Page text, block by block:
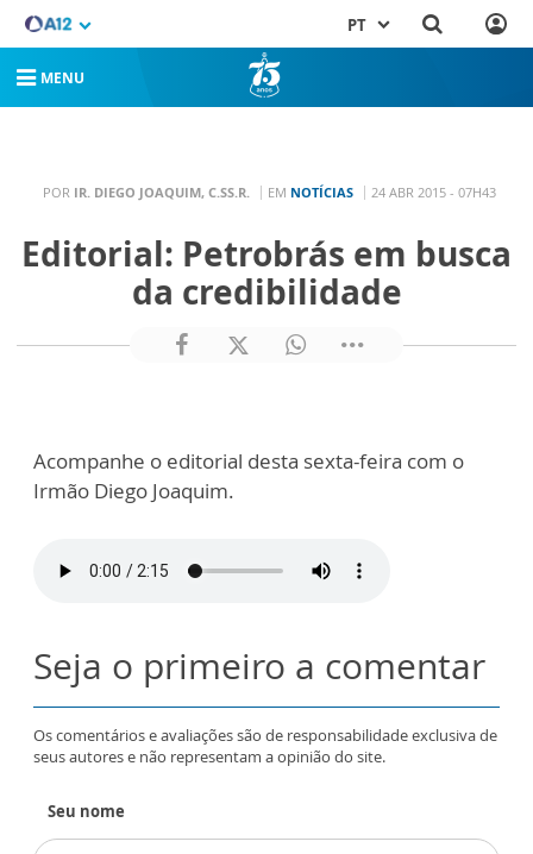
PT
MENU
POR IR. DIEGO JOAQUIM, C.SS.R. EM NOTÍCIAS 24 ABR 2015 - 07H43
Editorial: Petrobrás em busca
da credibilidade
Acompanhe o editorial desta sexta-feira com o
Irmão Diego Joaquim.
Seja o primeiro a comentar
Os comentários e avaliações são de responsabilidade exclusiva de
seus autores e não representam a opinião do site.
Seu nome